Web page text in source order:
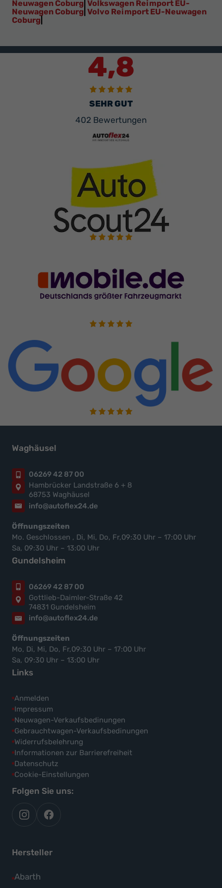
Neuwagen Coburg Volkswagen Reimport EU-
Neuwagen Coburg Volvo Reimport EU-Neuwagen
Coburg
4,8
SEHR GUT
402 Bewertungen
Waghäusel
06269 42 87 00
Hambrücker Landstraße 6 + 8
68753 Waghäusel
info@autoflex24.de
Öffnungszeiten
Mo. Geschlossen , Di, Mi, Do, Fr,09:30 Uhr – 17:00 Uhr
Sa, 09:30 Uhr – 13:00 Uhr
Gundelsheim
06269 42 87 00
Gottlieb-Daimler-Straße 42
74831 Gundelsheim
info@autoflex24.de
Öffnungszeiten
Mo, Di, Mi, Do, Fr,09:30 Uhr – 17:00 Uhr
Sa, 09:30 Uhr – 13:00 Uhr
Links
Anmelden
Impressum
Neuwagen-Verkaufsbedinungen
Gebrauchtwagen-Verkaufsbedinungen
Widerrufsbelehrung
Informationen zur Barrierefreiheit
Datenschutz
Cookie-Einstellungen
Folgen Sie uns:
autoflex
auf
autoflex24
auf
Hersteller
Abarth
Alle